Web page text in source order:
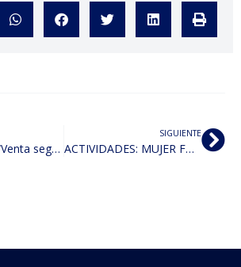
Capacitación: “Venta segura por internet”
SIGUIENTE
ACTIVIDADES: MUJER FD y CS, MUJER UAEM